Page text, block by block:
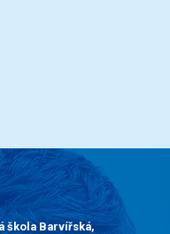
škola Barvířská,